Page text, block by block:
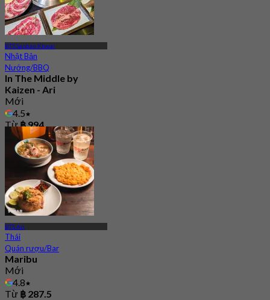
BTS Saphan Khwai
Nhật Bản
Nướng/BBQ
In The Middle by
Kaizen - Ari
Mới
4.5
Từ฿ 994
BTS Ari
Thái
Quán rượu/Bar
Maribu
Mới
4.8
Từ ฿ 287.5